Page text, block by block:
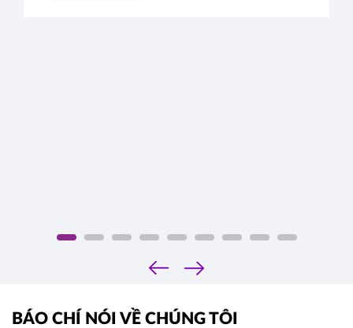
‹
›
BÁO CHÍ NÓI VỀ CHÚNG TÔI